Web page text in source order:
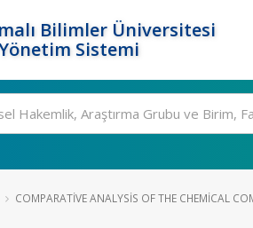
Bilimler Üniversitesi
Sistemi
COMPARATIVE ANALYSIS OF THE CHEMICAL